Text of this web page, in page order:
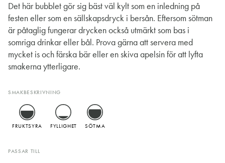
Det här bubblet gör sig bäst väl kylt som en inledning på
festen eller som en sällskapsdryck i bersån. Eftersom sötman
är påtaglig fungerar drycken också utmärkt som bas i
somriga drinkar eller bål. Prova gärna att servera med
mycket is och färska bär eller en skiva apelsin för att lyfta
smakerna ytterligare.
SMAKBESKRIVNING
FRUKTSYRA FYLLIGHET SÖTMA
PASSAR TILL